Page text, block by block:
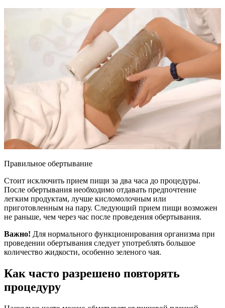
Правильное обертывание
Стоит исключить прием пищи за два часа до процедуры.
После обертывания необходимо отдавать предпочтение
легким продуктам, лучше кисломолочным или
приготовленным на пару. Следующий прием пищи возможен
не раньше, чем через час после проведения обертывания.
Важно! Для нормального функционирования организма при
проведении обертывания следует употреблять большое
количество жидкости, особенно зеленого чая.
Как часто разрешено повторять
процедуру